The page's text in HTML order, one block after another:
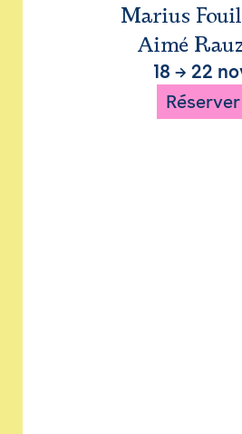
Marius
Aimé
18 → 22
Réserver